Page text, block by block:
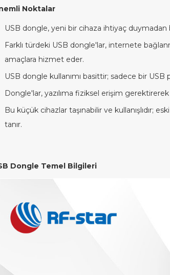
Noktalar
USB dongle, yeni bir cihaza ihtiyaç
Farklı türdeki USB dongle'lar, internete
amaçlara hizmet eder.
USB dongle kullanımı basittir; sadece bir USB
Dongle'lar, yazılıma fiziksel erişim gerektirerek
Bu küçük cihazlar taşınabilir ve
tanır.
Dongle Temel Bilgileri